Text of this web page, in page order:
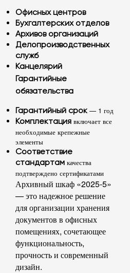
Офисных центров
Бухгалтерских отделов
Архивов организаций
Делопроизводственных
служб
Канцелярий
Гарантийные
обязательства
Гарантийный срок— 1 год
Комплектация включает все
необходимые крепежные
элементы
Соответствие
стандартам качества
подтверждено сертификатами
Архивный шкаф «2025-5»
— это надежное решение
для организации хранения
документов в офисных
помещениях, сочетающее
функциональность,
прочность и современный
дизайн.